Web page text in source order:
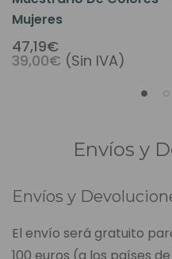
Mujeres
47,19€
39,00€ (Sin IVA)
Envíos y
Envíos y
El envío será gratuito